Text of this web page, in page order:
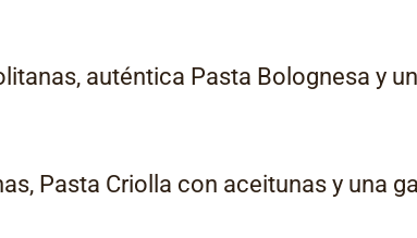
auténtica Pasta Bolognesa y
Pasta Criolla con aceitunas y una